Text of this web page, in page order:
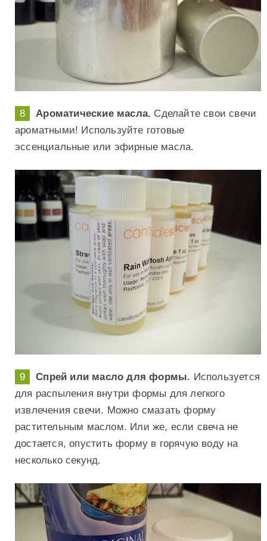
Ароматические масла. Сделайте свои свечи
ароматными! Используйте готовые
эссенциальные или эфирные масла.
Спрей или масло для формы. Используется
для распыления внутри формы для легкого
извлечения свечи. Можно смазать форму
растительным маслом. Или же, если свеча не
достается, опустить форму в горячую воду на
несколько секунд.